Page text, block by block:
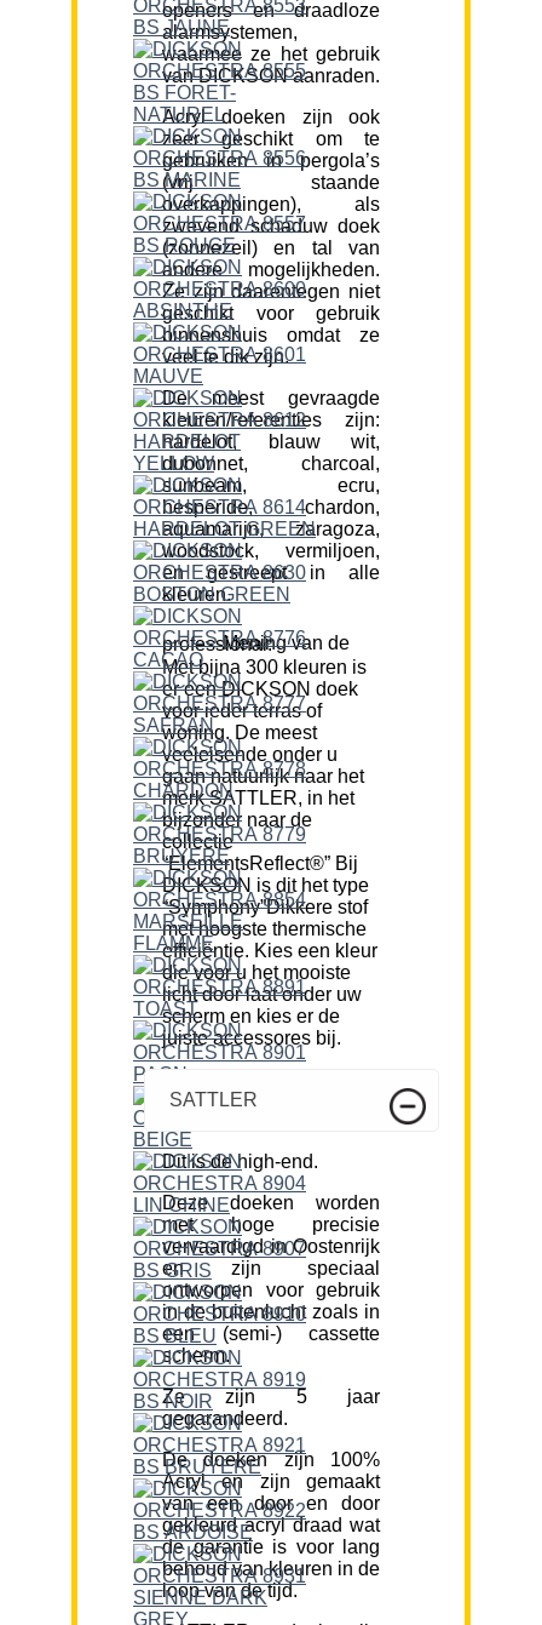
openers en draadloze
alarmsystemen,
waarmee ze het gebruik
van DICKSON aanraden.
Acryl doeken zijn ook
zeer geschikt om te
gebruiken in pergola’s
(vrij staande
overkappingen), als
zwevend schaduw doek
(zonnezeil) en tal van
andere mogelijkheden.
Ze zijn daarentegen niet
geschikt voor gebruik
binnenshuis omdat ze
veel te dik zijn.
De meest gevraagde
kleuren/referenties zijn:
hardelot, blauw wit,
dubonnet, charcoal,
sunbeam, ecru,
hesperide, chardon,
aquamarijn, zaragoza,
woodstock, vermiljoen,
en gestreept in alle
kleuren.
Mening van de professional:
Met bijna 300 kleuren is
er een DICKSON doek
voor ieder terras of
woning. De meest
veeleisende onder u
gaan natuurlijk naar het
merk SATTLER, in het
bijzonder naar de
collectie
“ElementsReflect®” Bij
DICKSON is dit het type
“Symphony”Dikkere stof
met hoogste thermische
efficiëntie. Kies een kleur
die voor u het mooiste
licht door laat onder uw
scherm en kies er de
juiste accessores bij.
SATTLER
Dit is de high-end.
Deze doeken worden
met hoge precisie
vervaardigd in Oostenrijk
en zijn speciaal
ontworpen voor gebruik
in de buitenlucht zoals in
een (semi-) cassette
scherm.
Ze zijn 5 jaar
gegarandeerd.
De doeken zijn 100%
Acryl en zijn gemaakt
van een door en door
gekleurd acryl draad wat
de garantie is voor lang
behoud van kleuren in de
loop van de tijd.